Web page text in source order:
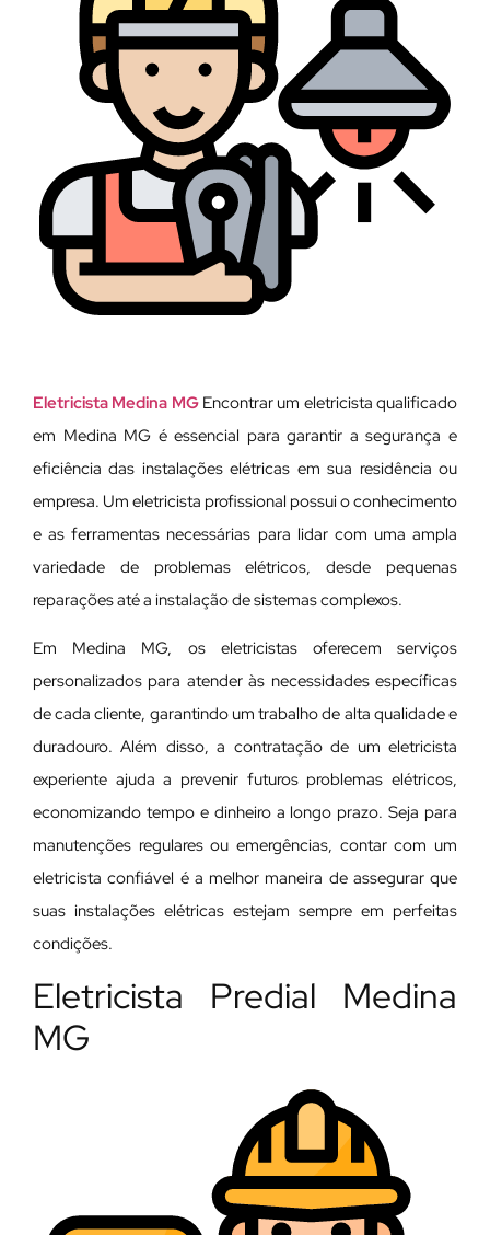
Eletricista Medina MGEncontrar um eletricista qualificado
em Medina MG é essencial para garantir a segurança e
eficiência das instalações elétricas em sua residência ou
empresa. Um eletricista profissional possui o conhecimento
e as ferramentas necessárias para lidar com uma ampla
variedade de problemas elétricos, desde pequenas
reparações até a instalação de sistemas complexos.
Em Medina MG, os eletricistas oferecem serviços
personalizados para atender às necessidades específicas
de cada cliente, garantindo um trabalho de alta qualidade e
duradouro. Além disso, a contratação de um eletricista
experiente ajuda a prevenir futuros problemas elétricos,
economizando tempo e dinheiro a longo prazo. Seja para
manutenções regulares ou emergências, contar com um
eletricista confiável é a melhor maneira de assegurar que
suas instalações elétricas estejam sempre em perfeitas
condições.
Eletricista Predial Medina
MG